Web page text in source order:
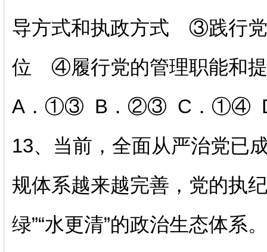
导方式和执政方式 ③践行党
位 ④履行党的管理职能和
A．①③ B．②③ C．①④
13、 当前，全面从严治党已
规体系越来越完善，党的执
绿”“水更清”的政治生态体